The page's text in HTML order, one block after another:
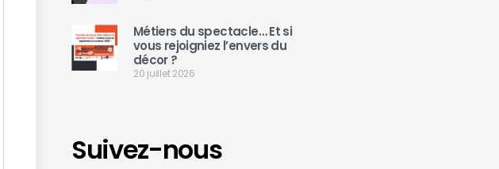
Métiers du spectacle… Et si
vous rejoigniez l’envers du
décor ?
20 juillet 2026
Suivez-nous